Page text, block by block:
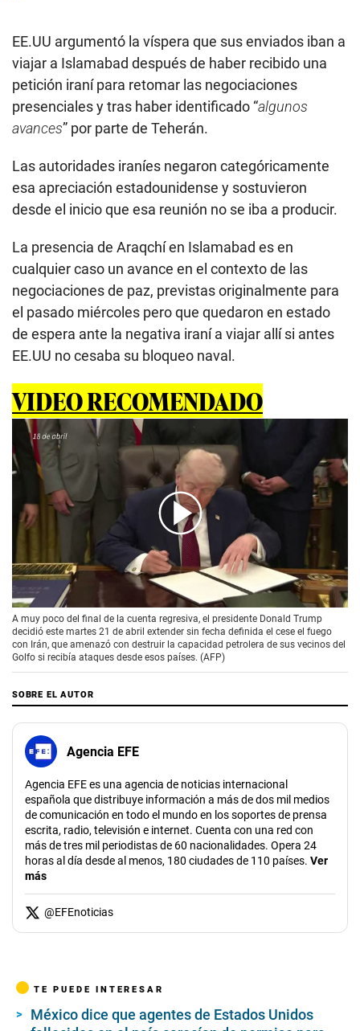
EE.UU argumentó la víspera que sus enviados iban a
viajar a Islamabad después de haber recibido una
petición iraní para retomar las negociaciones
presenciales y tras haber identificado “algunos
avances” por parte de Teherán.
Las autoridades iraníes negaron categóricamente
esa apreciación estadounidense y sostuvieron
desde el inicio que esa reunión no se iba a producir.
La presencia de Araqchí en Islamabad es en
cualquier caso un avance en el contexto de las
negociaciones de paz, previstas originalmente para
el pasado miércoles pero que quedaron en estado
de espera ante la negativa iraní a viajar allí si antes
EE.UU no cesaba su bloqueo naval.
VIDEO RECOMENDADO
A muy poco del final de la cuenta regresiva, el presidente Donald Trump
decidió este martes 21 de abril extender sin fecha definida el cese el fuego
con Irán, que amenazó con destruir la capacidad petrolera de sus vecinos del
Golfo si recibía ataques desde esos países. (AFP)
SOBRE EL AUTOR
Agencia EFE
Agencia EFE es una agencia de noticias internacional
española que distribuye información a más de dos mil medios
de comunicación en todo el mundo en los soportes de prensa
escrita, radio, televisión e internet. Cuenta con una red con
más de tres mil periodistas de 60 nacionalidades. Opera 24
horas al día desde al menos, 180 ciudades de 110 países. Ver
más
@EFEnoticias
TE PUEDE INTERESAR
México dice que agentes de Estados Unidos